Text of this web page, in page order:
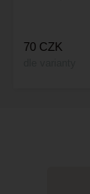
70 CZK